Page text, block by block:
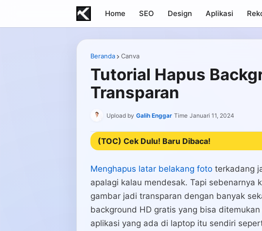
Home SEO Design Aplikasi
Beranda Canva
Tutorial Hapus
Transparan
Upload by Galih Enggar Time Januari 11, 2024
(TOC) Cek Dulu! Baru Dibaca!
Menghapus latar belakang foto terkadang
apalagi kalau mendesak. Tapi sebenarnya
gambar jadi transparan dengan banyak
background HD gratis yang bisa
aplikasi yang ada di laptop itu sendiri